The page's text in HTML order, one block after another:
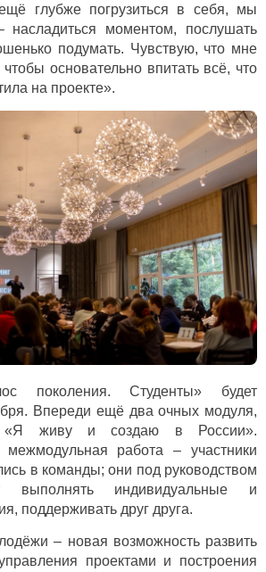
глубже погрузиться в себя, мы
моментом, послушать
подумать. Чувствую, что мне
основательно впитать всё, что
на проекте».
поколения. Студенты» будет
Впереди ещё два очных модуля,
живу и создаю в России».
работа – участники
в команды; они под руководством
выполнять индивидуальные и
поддерживать друг друга.
– новая возможность развить
проектами и построения